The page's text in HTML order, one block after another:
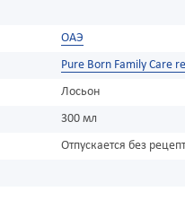
ОАЭ
Pure Born Family Care
Лосьон
300 мл
Отпускается без